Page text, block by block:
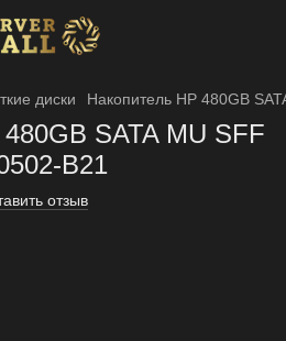
диски Накопитель HP 480GB
SATA MU SFF
B21
отзыв